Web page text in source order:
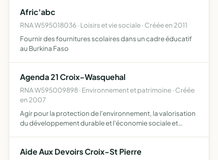
Afric'abc
RNA W595018036 · Loisirs et vie sociale · Créée en 2011
Fournir des fournitures scolaires dans un cadre éducatif
au Burkina Faso
Agenda 21 Croix-Wasquehal
RNA W595009898 · Environnement et patrimoine · Créée
en 2007
Agir pour la protection de l'environnement, la valorisation
du développement durable et l'économie sociale et
Aide Aux Devoirs Croix-St Pierre